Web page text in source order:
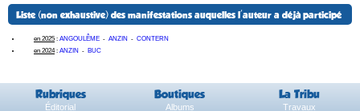
Liste (non exhaustive) des manifestations auquelles l'auteur a déjà participé
en 2025 : ANGOULÊME - ANZIN - CONTERN
en 2024: ANZIN - BUC
Rubriques Boutiques La Tribu
Éditorial Albums Travaux